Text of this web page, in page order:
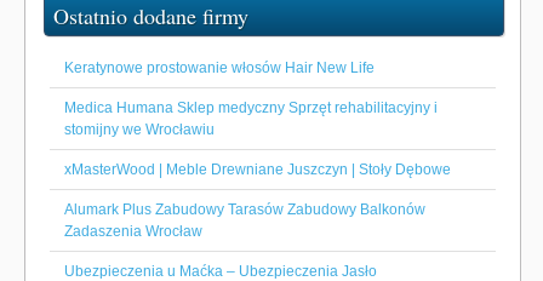
Ostatnio dodane firmy
Keratynowe prostowanie włosów Hair New Life
Medica Humana Sklep medyczny Sprzęt rehabilitacyjny i
stomijny we Wrocławiu
xMasterWood | Meble Drewniane Juszczyn | Stoły Dębowe
Alumark Plus Zabudowy Tarasów Zabudowy Balkonów
Zadaszenia Wrocław
Ubezpieczenia u Maćka – Ubezpieczenia Jasło